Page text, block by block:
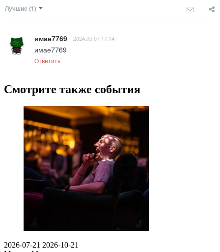
Лучшие (1)
имае7769 2024.05.07 17:14
имае7769
Ответить
Смотрите также события
2026-07-21 2026-10-21